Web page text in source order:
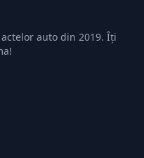
auto din 2019. Îți